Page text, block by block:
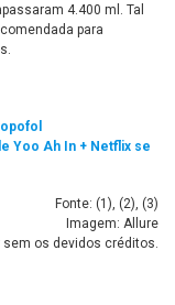
4.400 ml. Tal
para
Yoo Ah In + Netflix se
Fonte: (1 ), (2), (3)
Imagem: Allure
sem os devidos créditos.